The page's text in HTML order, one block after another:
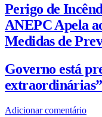
Perigo de
ANEPC Apela
Medidas de
Governo está
Adicionar comentário